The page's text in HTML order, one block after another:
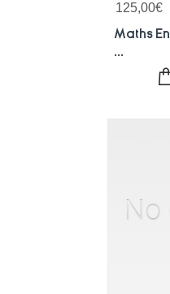
125,00€
Maths En
...